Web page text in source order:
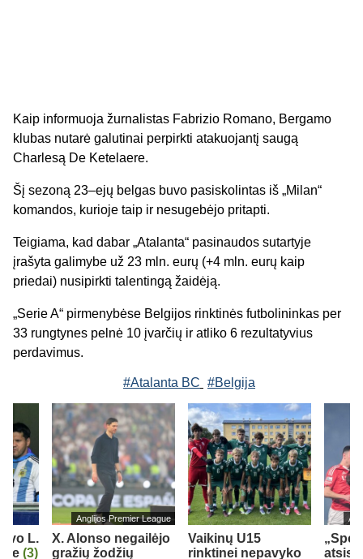
Kaip informuoja žurnalistas Fabrizio Romano, Bergamo
klubas nutarė galutinai perpirkti atakuojantį saugą
Charlesą De Ketelaere.
Šį sezoną 23–ejų belgas buvo pasiskolintas iš „Milan“
komandos, kurioje taip ir nesugebėjo pritapti.
Teigiama, kad dabar „Atalanta“ pasinaudos sutartyje
įrašyta galimybe už 23 mln. eurų (+4 mln. eurų kaip
priedai) nusipirkti talentingą žaidėją.
„Serie A“ pirmenybėse Belgijos rinktinės futbolininkas per
33 rungtynes pelnė 10 įvarčių ir atliko 6 rezultatyvius
perdavimus.
#Atalanta BC #Belgija
L.
(3)
Anglijos Premier League
X. Alonso negailėjo
gražių žodžių
Vaikinų U15
rinktinei nepavyko